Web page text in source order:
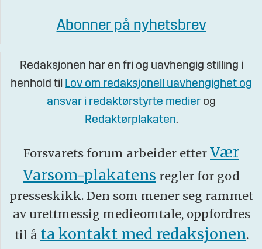
Abonner på nyhetsbrev
Redaksjonen har en fri og uavhengig stilling i
henhold til Lov om redaksjonell uavhengighet og
ansvar i redaktørstyrte medier og
Redaktørplakaten.
Forsvarets forum arbeider etter Vær
Varsom-plakatens regler for god
presseskikk. Den som mener seg rammet
av urettmessig medieomtale, oppfordres
til å ta kontakt med redaksjonen.